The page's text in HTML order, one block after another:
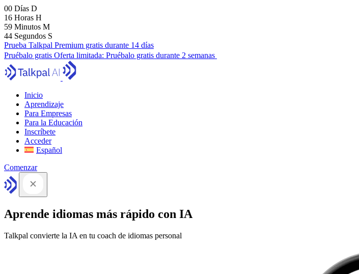
00 Días D
16 Horas H
59 Minutos M
43 Segundos S
Prueba Talkpal Premium gratis durante 14 días
Pruébalo gratis Oferta limitada: Pruébalo gratis durante 2 semanas
Inicio
Aprendizaje
Para Empresas
Para la Educación
Inscríbete
Acceder
Español
Comenzar
Aprende idiomas más rápido con IA
Talkpal convierte la IA en tu coach de idiomas personal